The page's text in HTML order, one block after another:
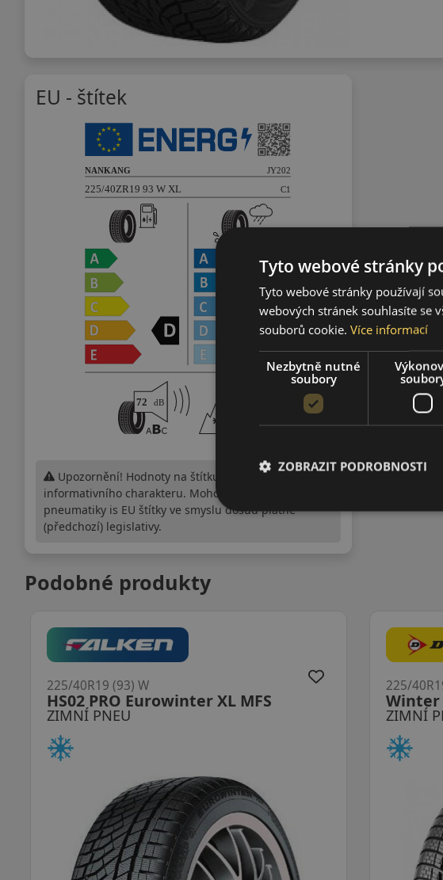
EU - štítek
Upozornění! Hodnoty na štítku jsou pouze
informativního charakteru. Mohou být dodány
pneumatiky is EU štítky ve smyslu dosud platné
(předchozí) legislativy.
Podobné produkty
ZIMNÍ PNEU
Polaris 6 XL FR
225/40R19 (93) W
Tyto webové stránky
Tyto webové stránky používají
webových stránek souhlasíte se
souborů cookie. Více informací
Nezbytně nutné
soubory
ZOBRAZIT PODROBNOSTI